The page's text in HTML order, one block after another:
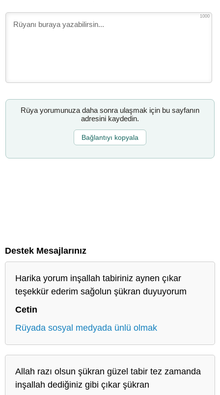
1000
Rüya yorumunuza daha sonra ulaşmak için bu sayfanın
adresini kaydedin.
Bağlantıyı kopyala
Destek Mesajlarınız
Harika yorum inşallah tabiriniz aynen çıkar
teşekkür ederim sağolun şükran duyuyorum
Cetin
Rüyada sosyal medyada ünlü olmak
Allah razı olsun şükran güzel tabir tez zamanda
inşallah dediğiniz gibi çıkar şükran